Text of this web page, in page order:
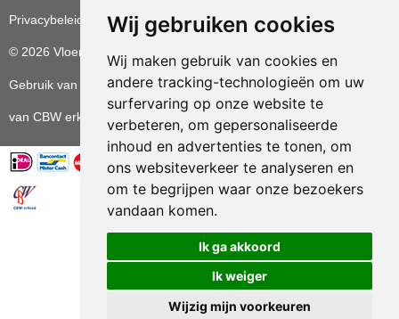
Wij gebruiken cookies
Wij maken gebruik van cookies en
andere tracking-technologieën om uw
surfervaring op onze website te
verbeteren, om gepersonaliseerde
inhoud en advertenties te tonen, om
ons websiteverkeer te analyseren en
om te begrijpen waar onze bezoekers
vandaan komen.
Ik ga akkoord
Ik weiger
Wijzig mijn voorkeuren
Privacybeleid Cookiebeleid Update cookies preferences
© 2026 Vloerenvoordelig Deze website is ontwikkeld door AGN
Gebruik van deze site betekent dat u dealgemene voorwaarden
van CBW erkende woonwinkels accepteert.
Vloerenvoordelig.nl is een onderdeel van